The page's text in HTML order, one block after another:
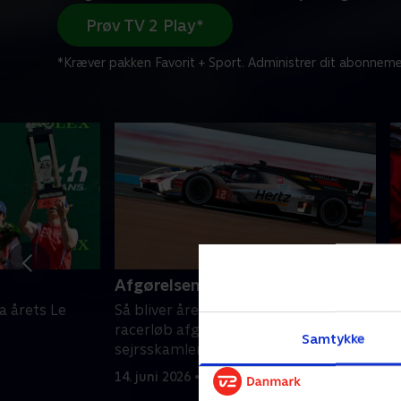
Samtykke
Prøv TV 2 Play*
*Kræver pakken Favorit + Sport. Administrer dit
årets Le
Afgørelsen
Så bliver åreste spændende Le Mans-
racerløb afgjort. Får vi danskere på
sejrsskamlen i år?
14. juni 2026 • 115 min